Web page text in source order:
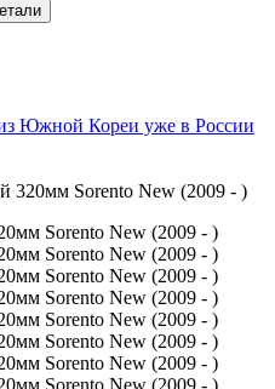
Южной Кореи уже в России
320мм Sorento New (2009 - )